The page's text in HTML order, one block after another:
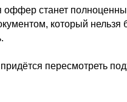
оффер станет
который нельзя
пересмотреть